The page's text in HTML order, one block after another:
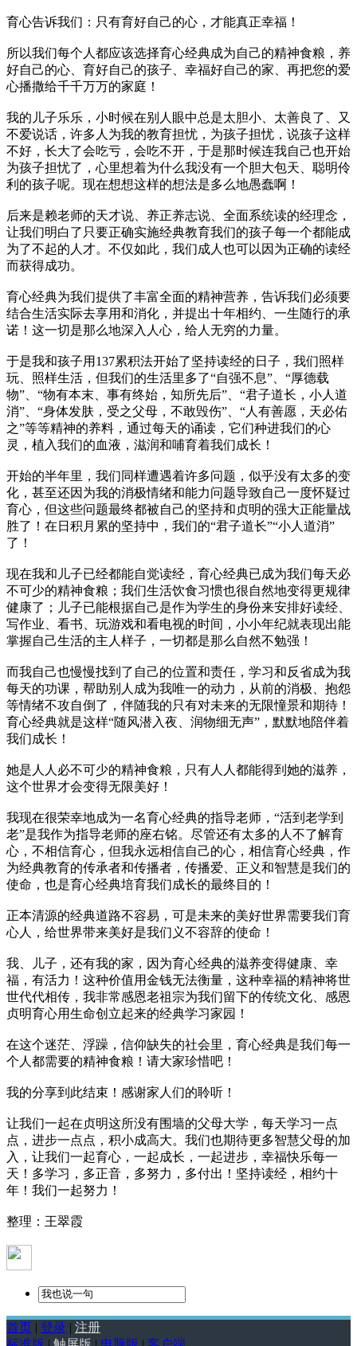
育心告诉我们：只有育好自己的心，才能真正幸福！
所以我们每个人都应该选择育心经典成为自己的精神食粮，养
好自己的心、育好自己的孩子、幸福好自己的家、再把您的爱
心播撒给千千万万的家庭！
我的儿子乐乐，小时候在别人眼中总是太胆小、太善良了、又
不爱说话，许多人为我的教育担忧，为孩子担忧，说孩子这样
不好，长大了会吃亏，会吃不开，于是那时候连我自己也开始
为孩子担忧了，心里想着为什么我没有一个胆大包天、聪明伶
利的孩子呢。现在想想这样的想法是多么地愚蠢啊！
后来是赖老师的天才说、养正养志说、全面系统读的经理念，
让我们明白了只要正确实施经典教育我们的孩子每一个都能成
为了不起的人才。不仅如此，我们成人也可以因为正确的读经
而获得成功。
育心经典为我们提供了丰富全面的精神营养，告诉我们必须要
结合生活实际去享用和消化，并提出十年相约、一生随行的承
诺！这一切是那么地深入人心，给人无穷的力量。
于是我和孩子用137累积法开始了坚持读经的日子，我们照样
玩、照样生活，但我们的生活里多了“自强不息”、“厚德载
物”、“物有本末、事有终始，知所先后”、“君子道长，小人道
消”、“身体发肤，受之父母，不敢毁伤”、“人有善愿，天必佑
之”等等精神的养料，通过每天的诵读，它们种进我们的心
灵，植入我们的血液，滋润和哺育着我们成长！
开始的半年里，我们同样遭遇着许多问题，似乎没有太多的变
化，甚至还因为我的消极情绪和能力问题导致自己一度怀疑过
育心，但这些问题最终都被自己的坚持和贞明的强大正能量战
胜了！在日积月累的坚持中，我们的“君子道长”“小人道消”
了！
现在我和儿子已经都能自觉读经，育心经典已成为我们每天必
不可少的精神食粮；我们生活饮食习惯也很自然地变得更规律
健康了；儿子已能根据自己是作为学生的身份来安排好读经、
写作业、看书、玩游戏和看电视的时间，小小年纪就表现出能
掌握自己生活的主人样子，一切都是那么自然不勉强！
而我自己也慢慢找到了自己的位置和责任，学习和反省成为我
每天的功课，帮助别人成为我唯一的动力，从前的消极、抱怨
等情绪不攻自倒了，伴随我的只有对未来的无限憧景和期待！
育心经典就是这样“随风潜入夜、润物细无声”，默默地陪伴着
我们成长！
她是人人必不可少的精神食粮，只有人人都能得到她的滋养，
这个世界才会变得无限美好！
我现在很荣幸地成为一名育心经典的指导老师，“活到老学到
老”是我作为指导老师的座右铭。尽管还有太多的人不了解育
心，不相信育心，但我永远相信自己的心，相信育心经典，作
为经典教育的传承者和传播者，传播爱、正义和智慧是我们的
使命，也是育心经典培育我们成长的最终目的！
正本清源的经典道路不容易，可是未来的美好世界需要我们育
心人，给世界带来美好是我们义不容辞的使命！
我、儿子，还有我的家，因为育心经典的滋养变得健康、幸
福，有活力！这种价值用金钱无法衡量，这种幸福的精神将世
世代代相传，我非常感恩老祖宗为我们留下的传统文化、感恩
贞明育心用生命创立起来的经典学习家园！
在这个迷茫、浮躁，信仰缺失的社会里，育心经典是我们每一
个人都需要的精神食粮！请大家珍惜吧！
我的分享到此结束！感谢家人们的聆听！
让我们一起在贞明这所没有围墙的父母大学，每天学习一点
点，进步一点点，积小成高大。我们也期待更多智慧父母的加
入，让我们一起育心，一起成长，一起进步，幸福快乐每一
天！多学习，多正音，多努力，多付出！坚持读经，相约十
年！我们一起努力！
整理：王翠霞
首页 | 登录 | 注册